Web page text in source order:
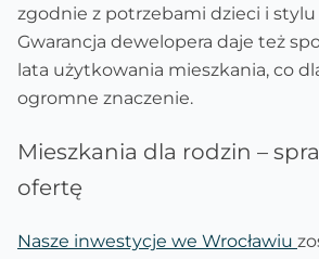
zgodnie z potrzebami dzieci i stylu
Gwarancja dewelopera daje też
lata użytkowania mieszkania, co
ogromne znaczenie.
Mieszkania dla rodzin –
ofertę
Nasze inwestycje we Wrocławiu